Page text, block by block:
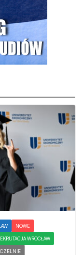
NOWE
WROCŁAW